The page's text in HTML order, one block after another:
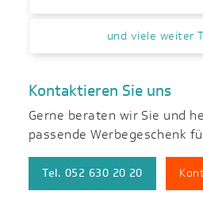
und viele weiter
Kontaktieren Sie uns
Gerne beraten wir Sie und
passende Werbegeschenk
Tel. 052 630 20 20